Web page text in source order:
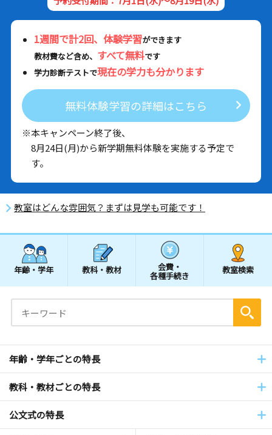
1週間で計2回、体験学習ができます
教材費など含め、 すべて無料です
学力診断テストで現在の学力も分かります
無料体験学習の詳細はこちら
※本キャンペーン終了後、
8月24日(月)から新学期無料体験を実施する予定で
す。
教室はどんな雰囲気？まずは見学も可能です！
年齢・学年 教科・教材 会費・
各種手続き
教室検索
年齢・学年ごとの特長
教科・教材ごとの特長
公文式の特長